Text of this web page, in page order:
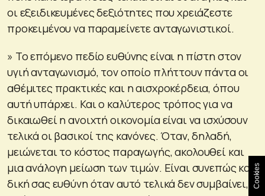
οι εξειδικευμένες δεξιότητες που χρειάζεστε
προκειμένου να παραμείνετε ανταγωνιστικοί.
» Το επόμενο πεδίο ευθύνης είναι η πίστη στον
υγιή ανταγωνισμό, τον οποίο πλήττουν πάντα οι
αθέμιτες πρακτικές και η αισχροκέρδεια, όπου
αυτή υπάρχει. Και ο καλύτερος τρόπος για να
δικαιωθεί η ανοιχτή οικονομία είναι να ισχύσουν
τελικά οι βασικοί της κανόνες. Όταν, δηλαδή,
μειώνεται το κόστος παραγωγής, ακολουθεί και
μια ανάλογη μείωση των τιμών. Είναι συνεπώς και
δική σας ευθύνη όταν αυτό τελικά δεν συμβαίνει, Cookies